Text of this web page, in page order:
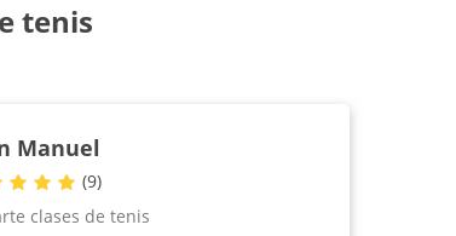
tenis
Manuel
(9)
clases de tenis